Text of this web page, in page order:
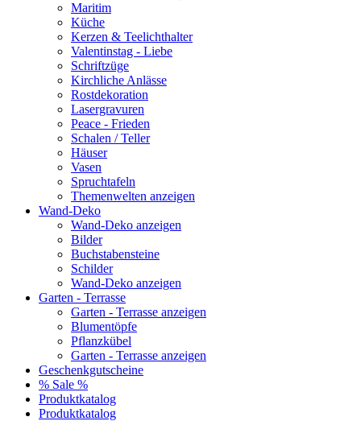
Maritim
Küche
Kerzen & Teelichthalter
Valentinstag - Liebe
Schriftzüge
Kirchliche Anlässe
Rostdekoration
Lasergravuren
Peace - Frieden
Schalen / Teller
Häuser
Vasen
Spruchtafeln
Themenwelten anzeigen
Wand-Deko
Wand-Deko anzeigen
Bilder
Buchstabensteine
Schilder
Wand-Deko anzeigen
Garten - Terrasse
Garten - Terrasse anzeigen
Blumentöpfe
Pflanzkübel
Garten - Terrasse anzeigen
Geschenkgutscheine
% Sale %
Produktkatalog
Produktkatalog